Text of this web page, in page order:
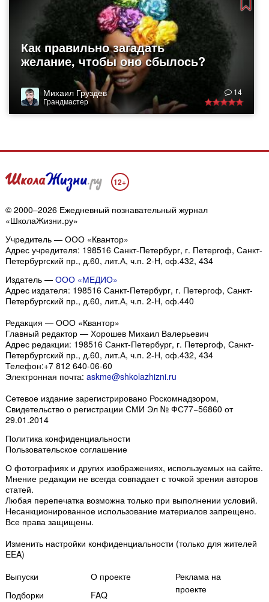
Как правильно загадать
желание, чтобы оно сбылось?
Михаил Груздев
Грандмастер
14
12+
© 2000–2026 Ежедневный познавательный журнал
«ШколаЖизни.ру»
Учредитель — ООО «Квантор»
Адрес учредителя: 198516 Санкт-Петербург, г. Петергоф, Санкт-
Петербургский пр., д.60, лит.А, ч.п. 2-Н, оф.432, 434
Издатель — ООО «МЕДИО»
Адрес издателя: 198516 Санкт-Петербург, г. Петергоф, Санкт-
Петербургский пр., д.60, лит.А, ч.п. 2-Н, оф.440
Редакция — ООО «Квантор»
Главный редактор — Хорошев Михаил Валерьевич
Адрес редакции: 198516 Санкт-Петербург, г. Петергоф, Санкт-
Петербургский пр., д.60, лит.А, ч.п. 2-Н, оф.432, 434
Телефон:+7 812 640-06-60
Электронная почта: askme@shkolazhizni.ru
Сетевое издание зарегистрировано Роскомнадзором,
Свидетельство о регистрации СМИ Эл № ФС77−56860 от
29.01.2014
Политика конфиденциальности
Пользовательское соглашение
О фотографиях и других изображениях, используемых на сайте.
Мнение редакции не всегда совпадает с точкой зрения авторов
статей.
Любая перепечатка возможна только при выполнении условий.
Несанкционированное использование материалов запрещено.
Все права защищены.
Изменить настройки конфиденциальности (только для жителей
EEA)
Выпуски
Подборки
О проекте
FAQ
Реклама на
проекте